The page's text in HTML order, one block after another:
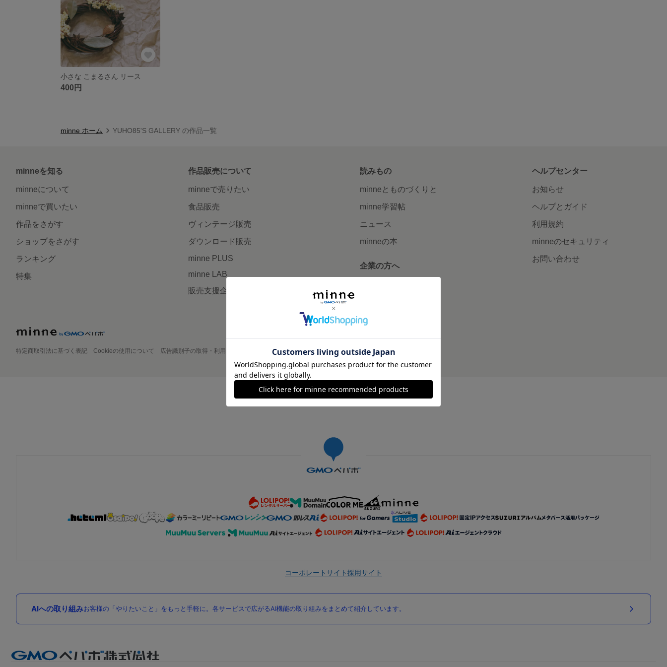
小さな こまるさん リース
400円
minne ホーム YUHO85'S GALLERY の作品一覧
minneを知る
minneについて
minneで買いたい
作品をさがす
ショップをさがす
ランキング
特集
作品販売について
minneで売りたい
食品販売
ヴィンテージ販売
ダウンロード販売
minne PLUS
minne LAB
販売支援企画・イベント
読みもの
minneとものづくりと
minne学習帖
ニュース
minneの本
企業の方へ
ヘルプセンター
お知らせ
ヘルプとガイド
利用規約
minneのセキュリティ
お問い合わせ
特定商取引法に基づく表記 Cookieの使用について 広告識別子の取得・利用 プライバシーポリシー 会社概要 採用情報 メディアキット
©GMO Pepabo, Inc. All rights reserved.
コーポレートサイト採用サイト
AIへの取り組みお客様の「やりたいこと」をもっと手軽に。各サービスで広がるAI機能の取り組みをまとめて紹介しています。